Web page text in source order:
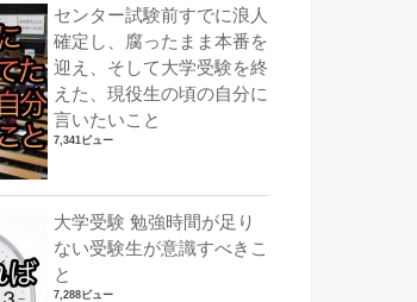
センター試験前すでに浪人
確定し、腐ったまま本番を
迎え、そして大学受験を終
えた、現役生の頃の自分に
言いたいこと
7,341ビュー
大学受験 勉強時間が足り
ない受験生が意識すべきこ
と
7,288ビュー